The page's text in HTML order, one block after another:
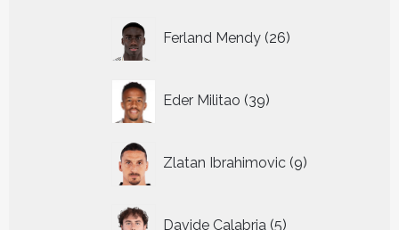
Ferland Mendy 26
producten
Eder Militao 39
producten
Zlatan Ibrahimovic 9
producten
Davide Calabria 5